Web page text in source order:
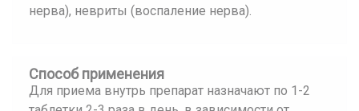
нерва), невриты (воспаление нерва).
Способ применения
Для приема внутрь препарат назначают по 1-2